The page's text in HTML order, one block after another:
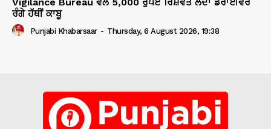
ਰੰਗੇ ਹੱਥੀਂ ਕਾਬੂ
Punjabi Khabarsaar - Thursday, 6 August 2026, 19:38